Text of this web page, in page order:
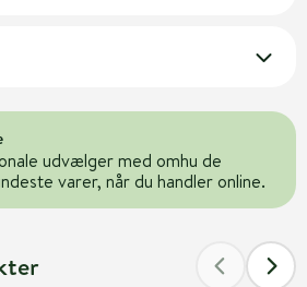
udvælger med omhu de
varer, når du handler online.